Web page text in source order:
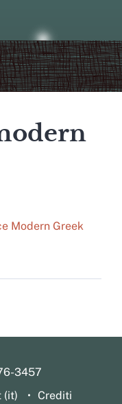
Modern Greek
3457
(it)
Crediti